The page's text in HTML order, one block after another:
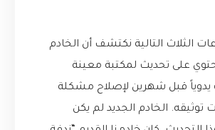
الثلاث التالية نكتشف أن الخادم
على تحديث لمكتبة معينة
يدوياً قبل شهرين لإصلاح مشكلة
توثيقه. الخادم الجديد لم يكن